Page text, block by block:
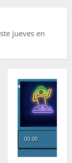
jueves en